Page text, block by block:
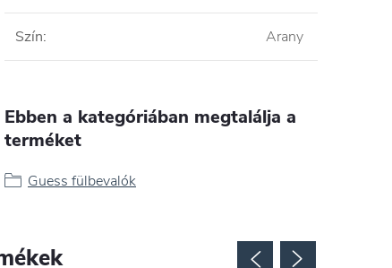
Szín: Arany
Ebben a kategóriában megtalálja a
terméket
Guess fülbevalók